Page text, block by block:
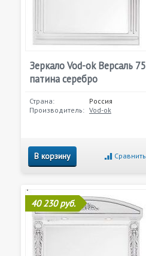
Зеркало Vod-ok Версаль 75
патина серебро
Страна:
Россия
Производитель: Vod-ok
В корзину Сравнить
40 230 руб.